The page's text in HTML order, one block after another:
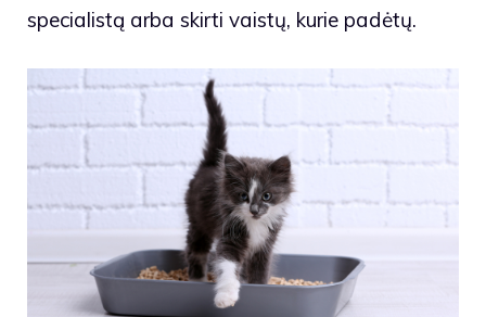
specialistą arba skirti vaistų, kurie padėtų.